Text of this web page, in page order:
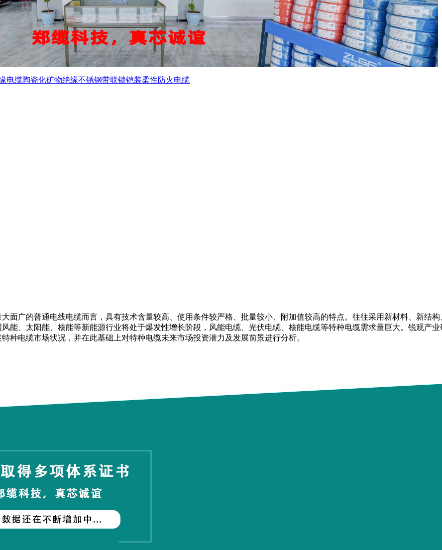
电缆陶瓷化矿物绝缘不锈钢带联锁铠装柔性防火电缆
面广的普通电线电缆而言，具有技术含量较高、使用条件较严格、批量较小、附加值较高的特点。往往采用新材料、新结
能、太阳能、核能等新能源行业将处于爆发性增长阶段，风能电缆、光伏电缆、核能电缆等特种电缆需求量巨大。锐观产
种电缆市场状况，并在此基础上对特种电缆未来市场投资潜力及发展前景进行分析。